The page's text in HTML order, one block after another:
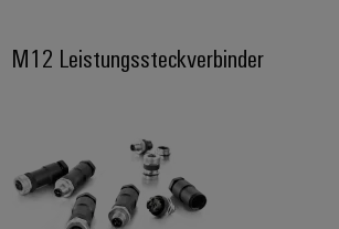
M12 Leistungssteckverbinder